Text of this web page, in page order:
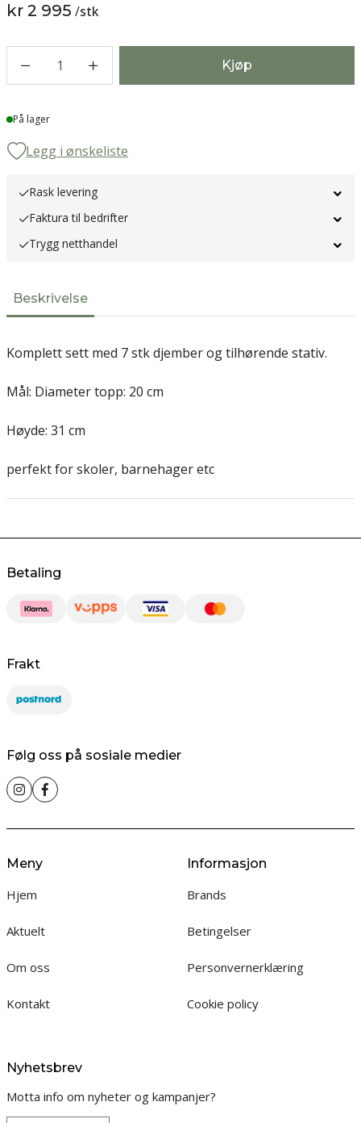
kr 2 995 /stk
1 Kjøp
Lager
På lager
Legg i ønskeliste
Rask levering
Faktura til bedrifter
Trygg netthandel
Beskrivelse
Komplett sett med 7 stk djember og tilhørende stativ.
Mål: Diameter topp: 20 cm
Høyde: 31 cm
perfekt for skoler, barnehager etc
Betaling
Frakt
Følg oss på sosiale medier
Meny
Hjem
Aktuelt
Om oss
Kontakt
Informasjon
Brands
Betingelser
Personvernerklæring
Cookie policy
Nyhetsbrev
Motta info om nyheter og kampanjer?